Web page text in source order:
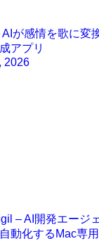
AIが感情を歌に変
アプリ
2026
– AI開発エージ
動化するMac専